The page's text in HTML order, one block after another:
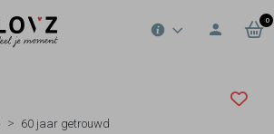
0
60 jaar getrouwd